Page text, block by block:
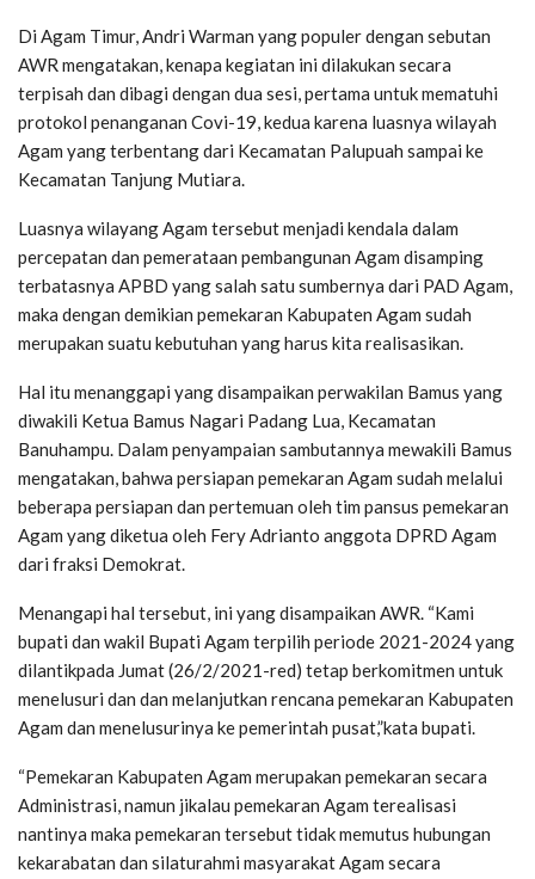
Di Agam Timur, Andri Warman yang populer dengan sebutan
AWR mengatakan, kenapa kegiatan ini dilakukan secara
terpisah dan dibagi dengan dua sesi, pertama untuk mematuhi
protokol penanganan Covi-19, kedua karena luasnya wilayah
Agam yang terbentang dari Kecamatan Palupuah sampai ke
Kecamatan Tanjung Mutiara.
Luasnya wilayang Agam tersebut menjadi kendala dalam
percepatan dan pemerataan pembangunan Agam disamping
terbatasnya APBD yang salah satu sumbernya dari PAD Agam,
maka dengan demikian pemekaran Kabupaten Agam sudah
merupakan suatu kebutuhan yang harus kita realisasikan.
Hal itu menanggapi yang disampaikan perwakilan Bamus yang
diwakili Ketua Bamus Nagari Padang Lua, Kecamatan
Banuhampu. Dalam penyampaian sambutannya mewakili Bamus
mengatakan, bahwa persiapan pemekaran Agam sudah melalui
beberapa persiapan dan pertemuan oleh tim pansus pemekaran
Agam yang diketua oleh Fery Adrianto anggota DPRD Agam
dari fraksi Demokrat.
Menangapi hal tersebut, ini yang disampaikan AWR. “Kami
bupati dan wakil Bupati Agam terpilih periode 2021-2024 yang
dilantikpada Jumat (26/2/2021-red) tetap berkomitmen untuk
menelusuri dan dan melanjutkan rencana pemekaran Kabupaten
Agam dan menelusurinya ke pemerintah pusat,”kata bupati.
“Pemekaran Kabupaten Agam merupakan pemekaran secara
Administrasi, namun jikalau pemekaran Agam terealisasi
nantinya maka pemekaran tersebut tidak memutus hubungan
kekarabatan dan silaturahmi masyarakat Agam secara